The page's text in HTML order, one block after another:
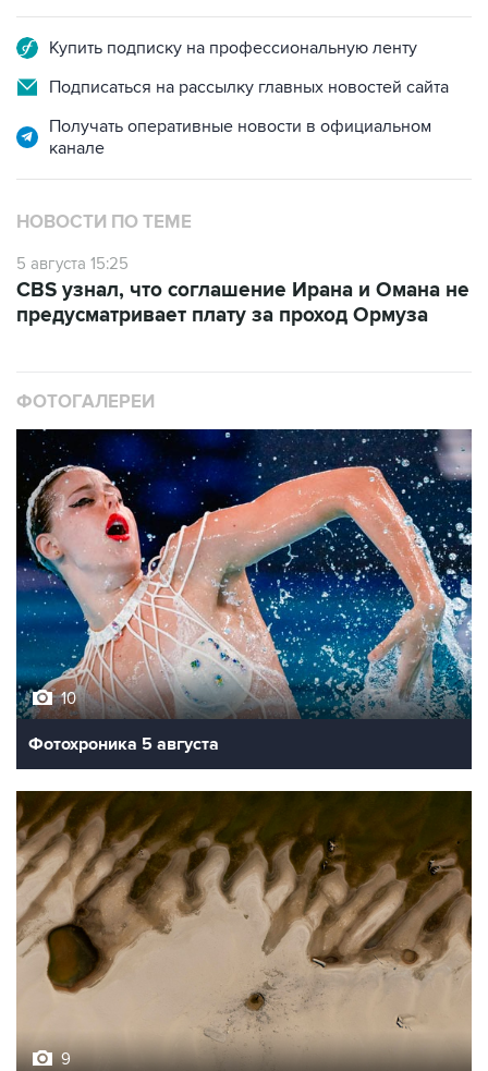
Купить подписку на профессиональную ленту
Подписаться на рассылку главных новостей сайта
Получать оперативные новости в официальном
канале
НОВОСТИ ПО ТЕМЕ
5 августа 15:25
CBS узнал, что соглашение Ирана и Омана не
предусматривает плату за проход Ормуза
ФОТОГАЛЕРЕИ
10
Фотохроника 5 августа
9